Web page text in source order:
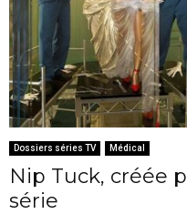
Dossiers séries TV Médical
Nip Tuck, créée
série